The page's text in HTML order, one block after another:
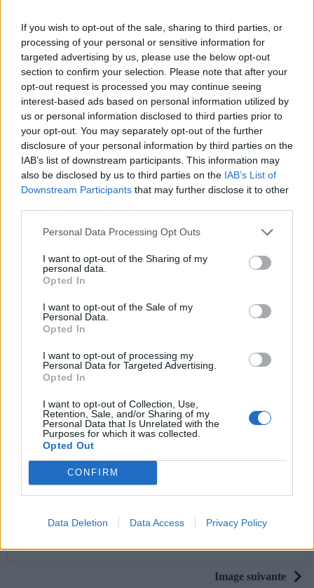
If you wish to opt-out of the sale, sharing to third parties, or
processing of your personal or sensitive information for
targeted advertising by us, please use the below opt-out
section to confirm your selection. Please note that after your
opt-out request is processed you may continue seeing
interest-based ads based on personal information utilized by
us or personal information disclosed to third parties prior to
your opt-out. You may separately opt-out of the further
disclosure of your personal information by third parties on the
IAB’s list of downstream participants. This information may
also be disclosed by us to third parties on the IAB’s List of
Downstream Participants that may further disclose it to other
Personal Data Processing Opt Outs
I want to opt-out of the Sharing of my
personal data.
Opted In
I want to opt-out of the Sale of my
Personal Data.
Opted In
I want to opt-out of processing my
Personal Data for Targeted Advertising.
Opted In
I want to opt-out of Collection, Use,
Retention, Sale, and/or Sharing of my
Personal Data that Is Unrelated with the
Purposes for which it was collected.
Opted Out
CONFIRM
Data Deletion Data Access Privacy Policy
ensuite payé la jolie
créature ailée enpétales ou en paillettes,pour avoir
autant fait plaisir aux convives.
Lancer le diaporama
Carla Bruni est une maman très épanouie.
And don't forget to listen to music 🎶🎶❤️
Image suivante